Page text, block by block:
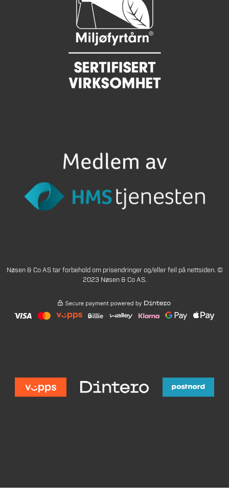
Nøsen & Co AS tar forbehold om prisendringer og/eller feil på nettsiden. ©
2023 Nøsen & Co AS.